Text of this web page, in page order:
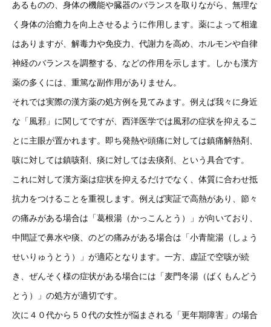
あるものの、身体の機能や臓器のバランスを取りながら、無理な
く身体の治癒力を向上させるように作用します。薬によって相違
はありますが、解毒力や免疫力、代謝力を高め、ホルモンや自律
神経のバランスを調整する、などの作用を示します。しかも漢方
薬の多くには、重篤な副作用がありません。
それでは実際の漢方薬の処方例を見てみます。例えば我々に身近
な「風邪」に関してですが、西洋医学では風邪の症状を抑えるこ
とに主眼が置かれます。即ち発熱や頭痛に対しては鎮痛解熱剤、
咳に対しては鎮咳剤、痰に対しては去痰剤、という具合です。
これに対して漢方薬は症状を抑えるだけでなく、体質に合わせ抵
抗力をつけることを重視します。例えば実証で高熱があり、節々
の痛みがある場合は「葛根湯（かっこんとう）」が向いており、
中間証で鼻水や痰、のどの痛みがある場合は「小青龍湯（しょう
せいりゅうとう）」が適応となります。一方、虚証で空咳が続
き、ぜんそく様の症状がある場合には「麦門冬湯（ばくもんどう
とう）」の処方が適切です。
次に４０代から５０代の女性が悩まされる「更年期障害」の場合